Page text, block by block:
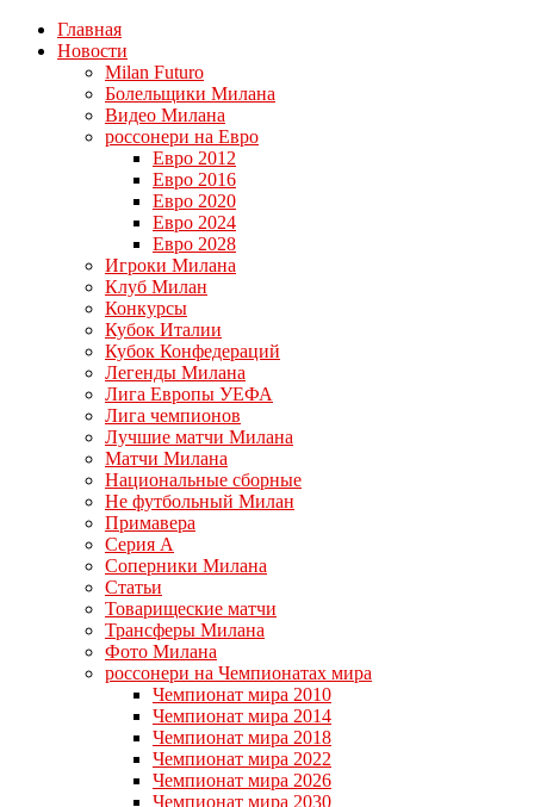
Главная
Новости
Milan Futuro
Болельщики Милана
Видео Милана
россонери на Евро
Евро 2012
Евро 2016
Евро 2020
Евро 2024
Евро 2028
Игроки Милана
Клуб Милан
Конкурсы
Кубок Италии
Кубок Конфедераций
Легенды Милана
Лига Европы УЕФА
Лига чемпионов
Лучшие матчи Милана
Матчи Милана
Национальные сборные
Не футбольный Милан
Примавера
Серия А
Соперники Милана
Статьи
Товарищеские матчи
Трансферы Милана
Фото Милана
россонери на Чемпионатах мира
Чемпионат мира 2010
Чемпионат мира 2014
Чемпионат мира 2018
Чемпионат мира 2022
Чемпионат мира 2026
Чемпионат мира 2030